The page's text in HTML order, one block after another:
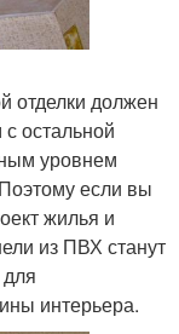
отделки должен
остальной
уровнем
если вы
жилья и
из ПВХ станут
интерьера.